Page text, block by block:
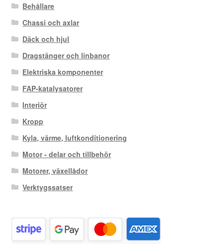
Behållare
Chassi och axlar
Däck och hjul
Dragstänger och linbanor
Elektriska komponenter
FAP-katalysatorer
Interiör
Kropp
Kyla, värme, luftkonditionering
Motor - delar och tillbehör
Motorer, växellådor
Verktygssatser